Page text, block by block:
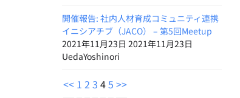
開催報告: 社内人材育成コミュニティ連携
イニシアチブ（JACO） – 第5回Meetup
2021年11月23日 2021年11月23日
UedaYoshinori
<< 1 2 3 45 >>